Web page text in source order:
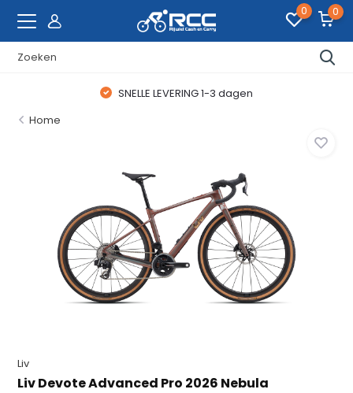
0 0
SNELLE LEVERING 1-3 dagen
Home
Liv
Liv Devote Advanced Pro 2026 Nebula